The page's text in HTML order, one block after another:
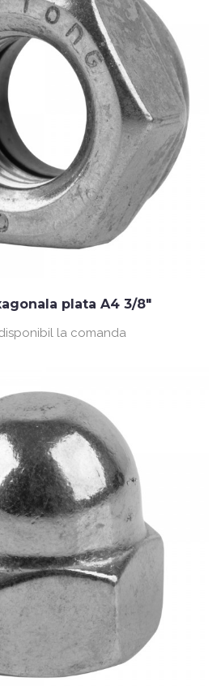
plata A4 3/8"
la comanda